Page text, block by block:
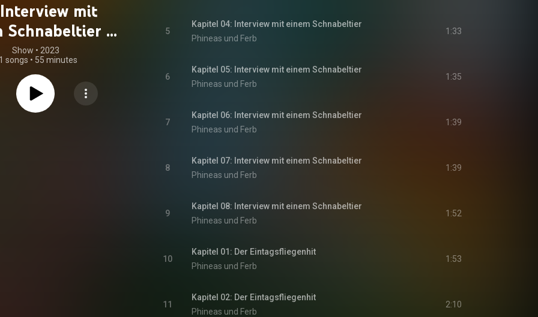
mit
Schnabeltier /
Besuch /
Trio
zur Disney
Show • 2023
songs • 55 minutes
5
Kapitel 04: Interview mit einem Schnabeltier
Phineas und Ferb
1:33
6
Kapitel 05: Interview mit einem Schnabeltier
Phineas und Ferb
1:35
7
Kapitel 06: Interview mit einem Schnabeltier
Phineas und Ferb
1:39
8
Kapitel 07: Interview mit einem Schnabeltier
Phineas und Ferb
1:39
9
Kapitel 08: Interview mit einem Schnabeltier
Phineas und Ferb
1:52
10
Kapitel 01: Der Eintagsfliegenhit
Phineas und Ferb
1:53
11
Kapitel 02: Der Eintagsfliegenhit
Phineas und Ferb
2:10